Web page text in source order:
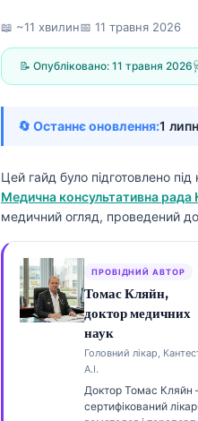
📖 ~11 хвилин📅 11 травня 2026
📝 Опубліковано: 11 травня 2026
🔄 Останнє оновлення:1
Цей гайд було підготовлено
Медична консультативна рада
медичний огляд, проведений
ПРОВІДНИЙ АВТОР
Томас Кляйн,
доктор медичних
наук
Головний лікар,
А.І.
Доктор Томас
сертифікований